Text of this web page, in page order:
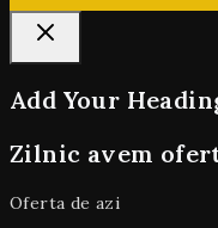
Add Your
Zilnic avem
Oferta de azi